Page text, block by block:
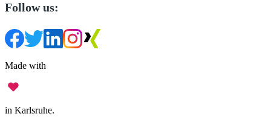
Follow us:
Made with
in Karlsruhe.